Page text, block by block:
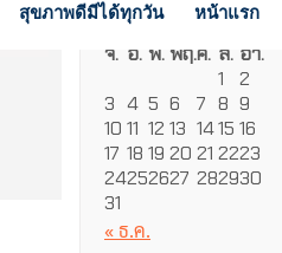
สุขภาพดีมีได้ทุกวัน หน้าแรก
สิงหาคม 2026
จ. อ. พ.พฤ.ศ. ส. อา.
1
2
3 4 5 6 7 8 9
10 11 12 13 1415 16
17 18 19 20 21 2223
24252627 282930
31
« ธ.ค.